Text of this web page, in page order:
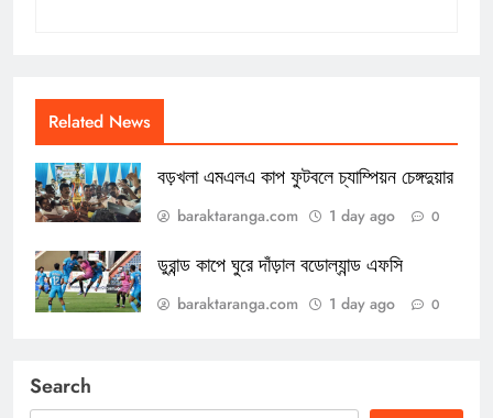
Related News
বড়খলা এমএলএ কাপ ফুটবলে চ্যাম্পিয়ন চেঙ্গদুয়ার
baraktaranga.com 1 day ago 0
ডুরান্ড কাপে ঘুরে দাঁড়াল বডোল্যান্ড এফসি
baraktaranga.com 1 day ago 0
Search